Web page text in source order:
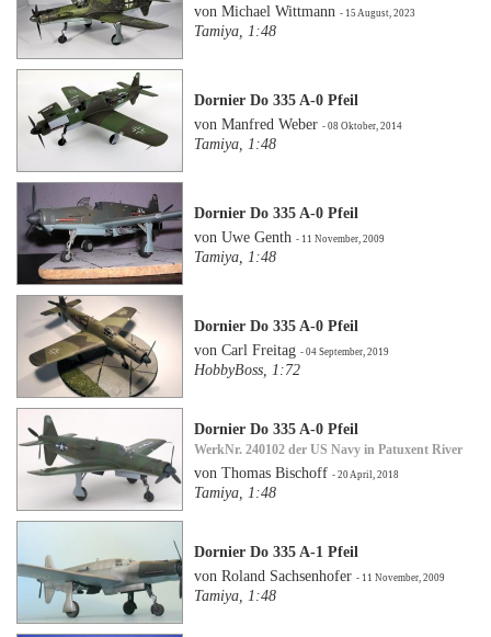
von Michael Wittmann- 15 August, 2023
Tamiya, 1:48
Dornier Do 335 A-0 Pfeil
von Manfred Weber- 08 Oktober, 2014
Tamiya, 1:48
Dornier Do 335 A-0 Pfeil
von Uwe Genth- 11 November, 2009
Tamiya, 1:48
Dornier Do 335 A-0 Pfeil
von Carl Freitag- 04 September, 2019
HobbyBoss, 1:72
Dornier Do 335 A-0 Pfeil
WerkNr. 240102 der US Navy in Patuxent River
von Thomas Bischoff- 20 April, 2018
Tamiya, 1:48
Dornier Do 335 A-1 Pfeil
von Roland Sachsenhofer- 11 November, 2009
Tamiya, 1:48